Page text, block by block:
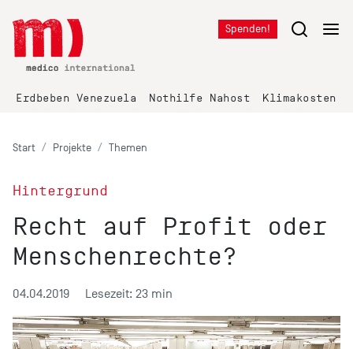
Spenden!
Erdbeben Venezuela Nothilfe Nahost Klimakosten
Start Projekte Themen
Hintergrund
Recht auf Profit oder
Menschenrechte?
04.04.2019 Lesezeit: 23 min